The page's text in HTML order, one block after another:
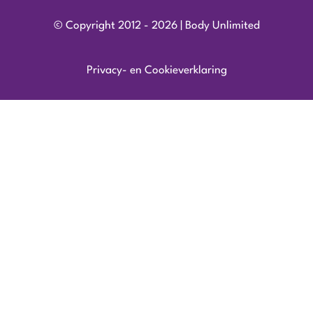
© Copyright 2012 - 2026 | Body Unlimited
Privacy- en Cookieverklaring